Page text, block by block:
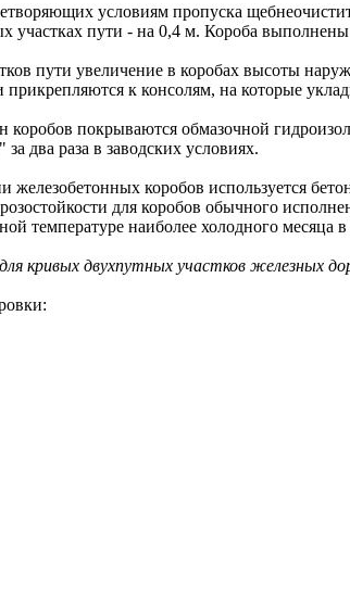
условиям пропуска
участках пути - на 0,4 м. Короба
пути увеличение в коробах высоты
к консолям, на которые
коробов покрываются обмазочной
два раза в заводских условиях.
коробов используется
для коробов обычного
температуре наиболее холодного
кривых двухпутных участков железных